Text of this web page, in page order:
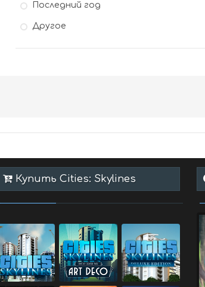
Последний год
Другое
Купить Cities: Skylines